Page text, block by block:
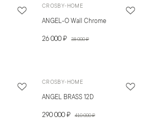
CROSBY-HOME
ANGEL-O Wall Chrome
26 000 ₽ 38 000 ₽
CROSBY-HOME
ANGEL BRASS 12D
290 000 ₽ 410 000 ₽